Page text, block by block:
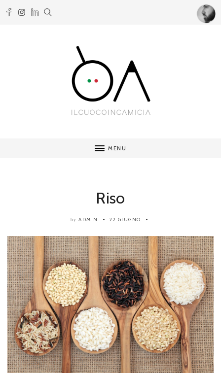
MENU
Riso
by ADMIN 22 GIUGNO